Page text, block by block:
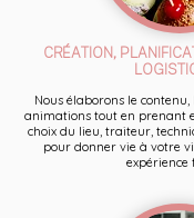
CRÉATION,
Nous élaborons le
animations tout en prenant
choix du lieu, traiteur,
pour donner vie à votre
expérience